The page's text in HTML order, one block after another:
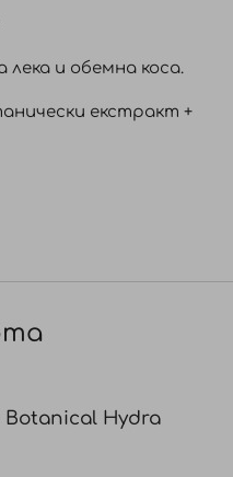
и обемна коса.
екстракт +
с четка или
Hydra